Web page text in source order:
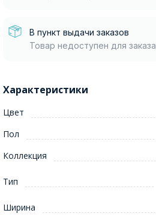
В пункт выдачи заказов
Товар недоступен для заказа
Характеристики
Цвет
Пол
Коллекция
Тип
Ширина